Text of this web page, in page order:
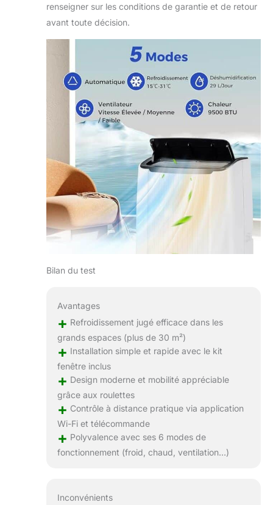
renseigner sur les conditions de garantie et de retour
avant toute décision.
Bilan du test
Avantages
+ Refroidissement jugé efficace dans les
grands espaces (plus de 30 m²)
+ Installation simple et rapide avec le kit
fenêtre inclus
+ Design moderne et mobilité appréciable
grâce aux roulettes
+ Contrôle à distance pratique via application
Wi-Fi et télécommande
+ Polyvalence avec ses 6 modes de
fonctionnement (froid, chaud, ventilation…)
Inconvénients